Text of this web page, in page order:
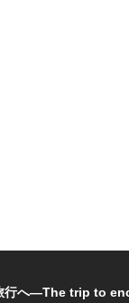
行へ―The trip to